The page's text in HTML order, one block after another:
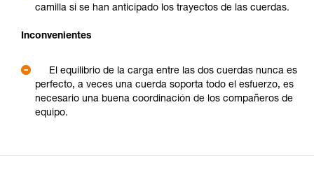
camilla si se han anticipado los trayectos de las cuerdas.
Inconvenientes
El equilibrio de la carga entre las dos cuerdas nunca es
perfecto, a veces una cuerda soporta todo el esfuerzo, es
necesario una buena coordinación de los compañeros de
equipo.